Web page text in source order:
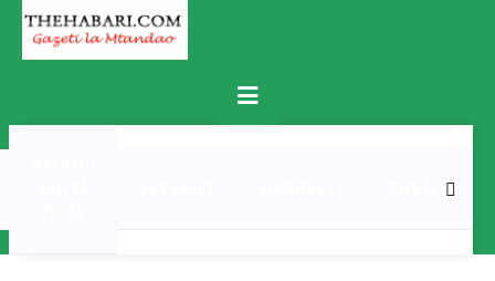
Skip
content
Primary
Menu
MICHEZO